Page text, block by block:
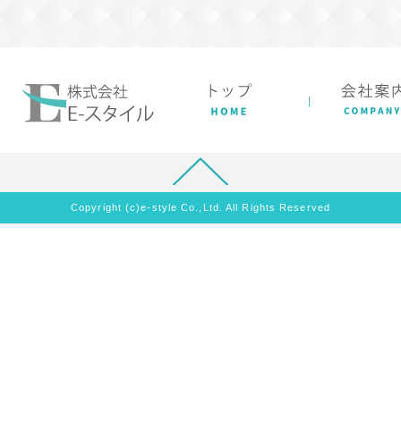
Copyright (c)e-style Co.,Ltd. All Rights Reserved